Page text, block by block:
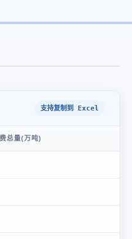
支持复制到 Excel
总量(万吨)